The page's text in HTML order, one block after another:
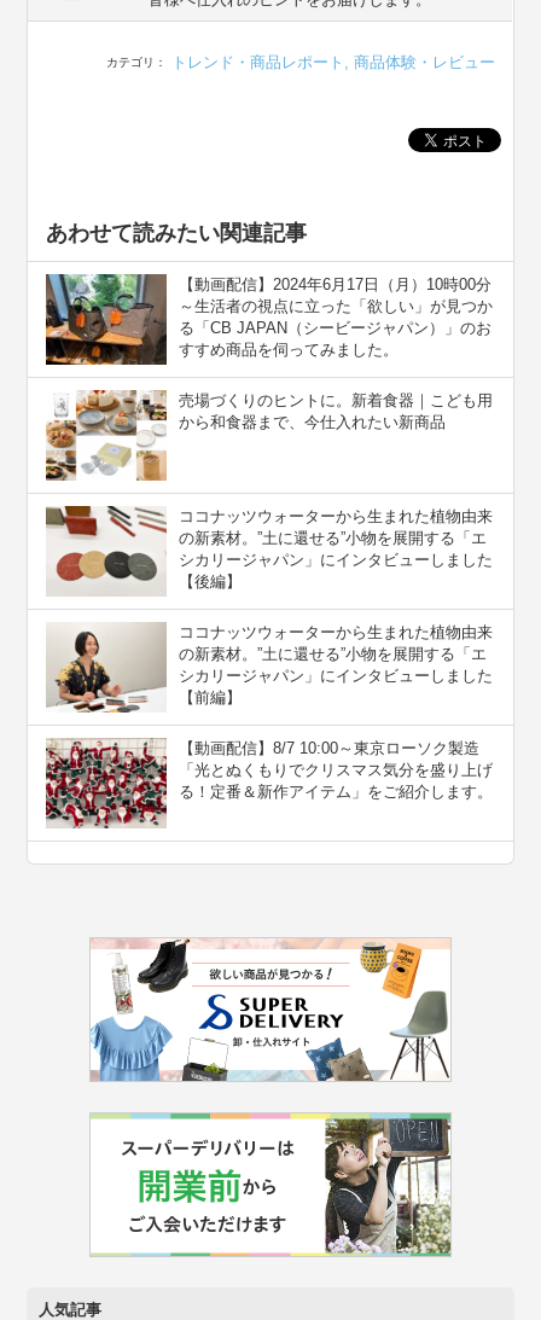
カテゴリ： トレンド・商品レポート 商品体験・レビュー
あわせて読みたい関連記事
【動画配信】2024年6月17日（月）10時00分
～生活者の視点に立った「欲しい」が見つか
る「CB JAPAN（シービージャパン）」のお
すすめ商品を伺ってみました。
売場づくりのヒントに。新着食器｜こども用
から和食器まで、今仕入れたい新商品
ココナッツウォーターから生まれた植物由来
の新素材。”⼟に還せる”小物を展開する「エ
シカリージャパン」にインタビューしました
【後編】
ココナッツウォーターから生まれた植物由来
の新素材。”⼟に還せる”小物を展開する「エ
シカリージャパン」にインタビューしました
【前編】
【動画配信】8/7 10:00～東京ローソク製造
「光とぬくもりでクリスマス気分を盛り上げ
る！定番＆新作アイテム」をご紹介します。
人気記事